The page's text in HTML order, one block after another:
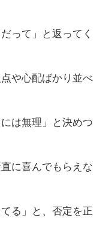
って」と返ってく
や心配ばかり並べ
は無理」と決めつ
に喜んでもらえな
る」と、否定を正